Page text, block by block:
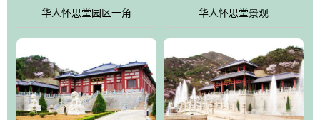
他人亦已歌，死后何所道，托体同山阿"中的后两句。反应了回归大
雀，后玄武"的四大吉祥物铜雕挂件。
华人怀思堂园区一角 华人怀思堂景观